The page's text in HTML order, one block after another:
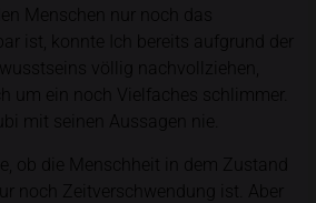
Menschen nur noch das
ist, konnte Ich bereits aufgrund der
völlig nachvollziehen,
um ein noch Vielfaches schlimmer.
mit seinen Aussagen nie.
ob die Menschheit in dem Zustand
noch Zeitverschwendung ist. Aber